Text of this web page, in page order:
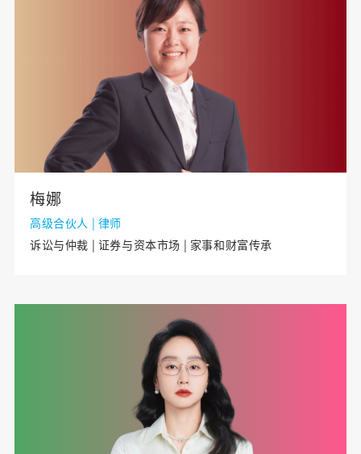
梅娜
高级合伙人 | 律师
诉讼与仲裁 | 证券与资本市场 | 家事和财富传承